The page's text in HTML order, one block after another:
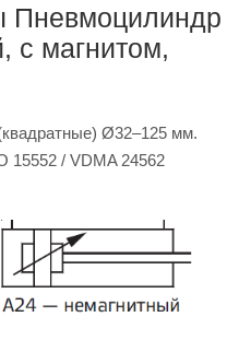
Пневмоцилиндр
с магнитом,
Ø32–125 мм.
15552 / VDMA 24562